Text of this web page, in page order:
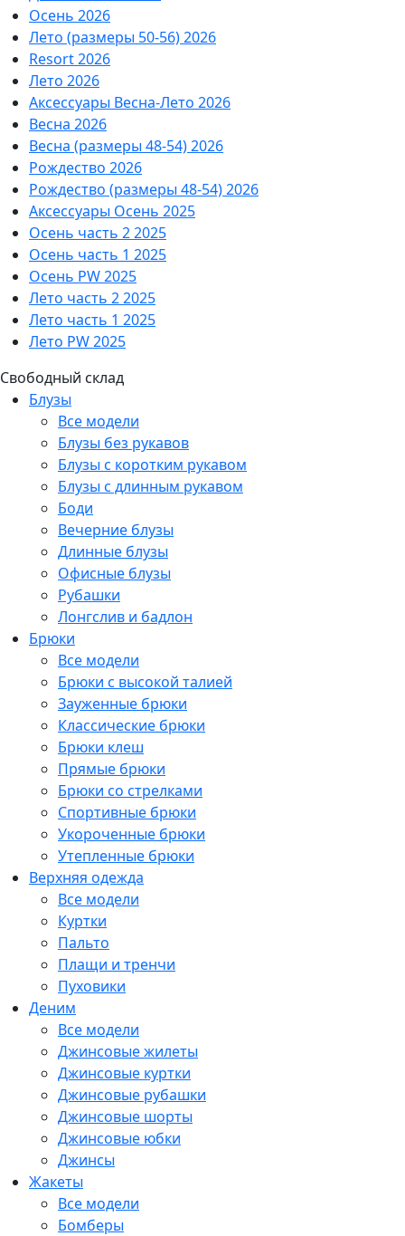
Осень 2026
Лето (размеры 50-56) 2026
Resort 2026
Лето 2026
Аксессуары Весна-Лето 2026
Весна 2026
Весна (размеры 48-54) 2026
Рождество 2026
Рождество (размеры 48-54) 2026
Аксессуары Осень 2025
Осень часть 2 2025
Осень часть 1 2025
Осень PW 2025
Лето часть 2 2025
Лето часть 1 2025
Лето PW 2025
Свободный склад
Блузы
Все модели
Блузы без рукавов
Блузы с коротким рукавом
Блузы с длинным рукавом
Боди
Вечерние блузы
Длинные блузы
Офисные блузы
Рубашки
Лонгслив и бадлон
Брюки
Все модели
Брюки с высокой талией
Зауженные брюки
Классические брюки
Брюки клеш
Прямые брюки
Брюки со стрелками
Спортивные брюки
Укороченные брюки
Утепленные брюки
Верхняя одежда
Все модели
Куртки
Пальто
Плащи и тренчи
Пуховики
Деним
Все модели
Джинсовые жилеты
Джинсовые куртки
Джинсовые рубашки
Джинсовые шорты
Джинсовые юбки
Джинсы
Жакеты
Все модели
Бомберы